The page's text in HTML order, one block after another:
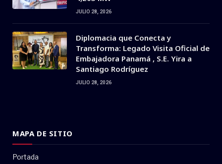
JULIO 28, 2026
Diplomacia que Conecta y
Transforma: Legado Visita Oficial de
Embajadora Panamá , S.E. Yira a
Santiago Rodríguez
JULIO 28, 2026
MAPA DE SITIO
Portada